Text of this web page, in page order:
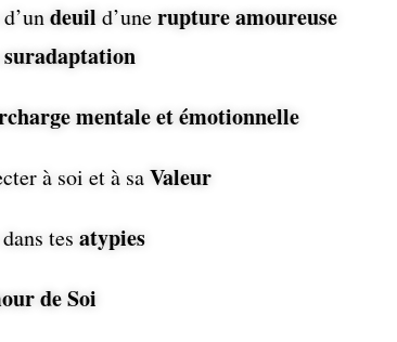
d’undeuil d’unerupture amoureuse
suradaptation
mentale et émotionnelle
à soi et à saValeur
tesatypies
de Soi